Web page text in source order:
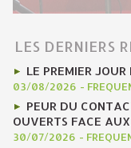
LES DERNIERS
LE PREMIER
03/08/2026 -
PEUR DU
OUVERTS FACE
30/07/2026 -